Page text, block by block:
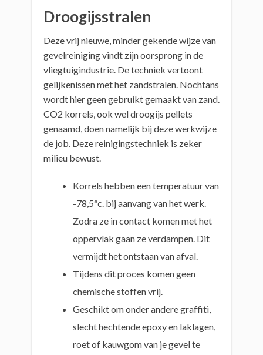
Droogijsstralen
Deze vrij nieuwe, minder gekende wijze van
gevelreiniging vindt zijn oorsprong in de
vliegtuigindustrie. De techniek vertoont
gelijkenissen met het zandstralen. Nochtans
wordt hier geen gebruikt gemaakt van zand.
CO2 korrels, ook wel droogijs pellets
genaamd, doen namelijk bij deze werkwijze
de job. Deze reinigingstechniek is zeker
milieu bewust.
Korrels hebben een temperatuur van
-78,5°c. bij aanvang van het werk.
Zodra ze in contact komen met het
oppervlak gaan ze verdampen. Dit
vermijdt het ontstaan van afval.
Tijdens dit proces komen geen
chemische stoffen vrij.
Geschikt om onder andere graffiti,
slecht hechtende epoxy en laklagen,
roet of kauwgom van je gevel te